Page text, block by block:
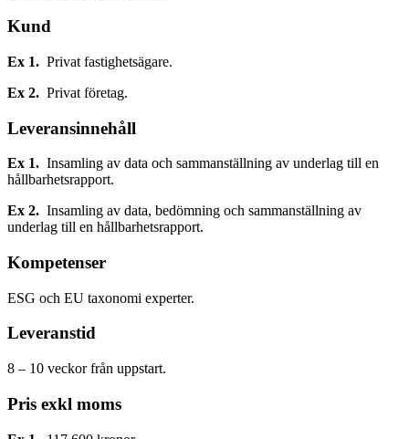
Kund
Ex 1. Privat fastighetsägare.
Ex 2. Privat företag.
Leveransinnehåll
Ex 1. Insamling av data och sammanställning av underlag till en
hållbarhetsrapport.
Ex 2. Insamling av data, bedömning och sammanställning av
underlag till en hållbarhetsrapport.
Kompetenser
ESG och EU taxonomi experter.
Leveranstid
8 – 10 veckor från uppstart.
Pris exkl moms